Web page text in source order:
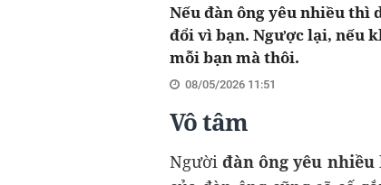
Nếu đàn ông yêu nhiều thì
đổi vì bạn. Ngược lại, nếu
mỗi bạn mà thôi.
08/05/2026 11:51
Vô tâm
Ngườiđàn ông yêu nhiều